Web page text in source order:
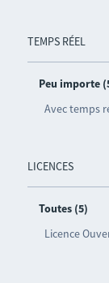
TEMPS RÉEL
Peu importe
Avec temps
LICENCES
Toutes (5)
Licence